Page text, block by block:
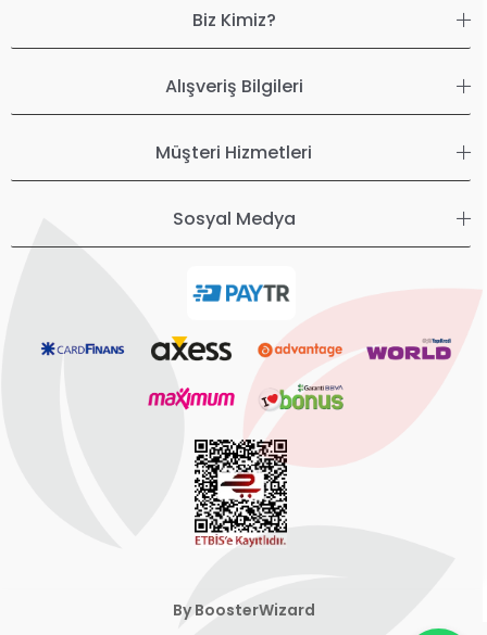
Biz Kimiz?
Alışveriş Bilgileri
Müşteri Hizmetleri
Sosyal Medya
By BoosterWizard